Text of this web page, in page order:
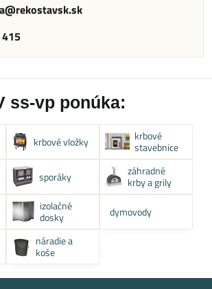
ss-vp ponúka:
krbové vložky
krbové
stavebnice
sporáky
záhradné
krby a grily
izolačné
dosky
dymovody
náradie a
koše